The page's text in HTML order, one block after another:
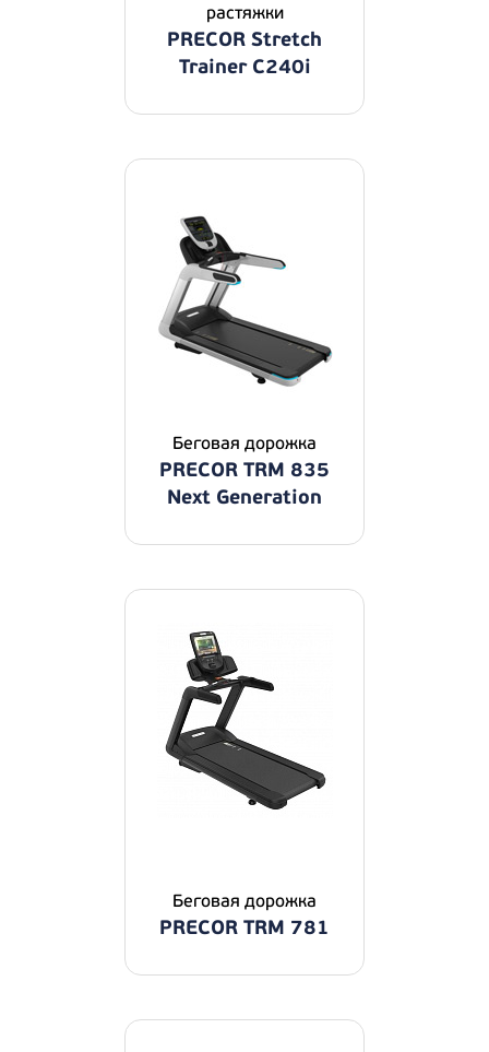
растяжки
PRECOR Stretch
Trainer C240i
Беговая дорожка
PRECOR TRM 835
Next Generation
Беговая дорожка
PRECOR TRM 781